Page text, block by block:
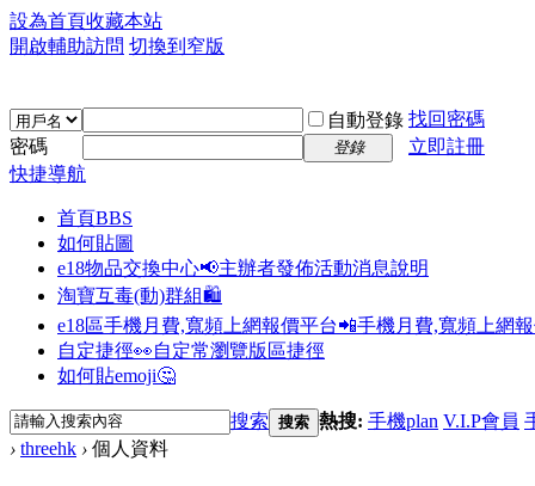
設為首頁收藏本站
開啟輔助訪問 切換到窄版
自動登錄 找回密碼
密碼
登錄
立即註冊
快捷導航
首頁BBS
如何貼圖
e18物品交換中心📢主辦者發佈活動消息說明
淘寶互毒(動)群組🛍️
e18區手機月費,寬頻上網報價平台📲手機月費,寬頻上網
自定捷徑👀自定常瀏覽版區捷徑
如何貼emoji🤔
搜索 搜索 熱搜: 手機plan V.I.P會員
› threehk › 個人資料